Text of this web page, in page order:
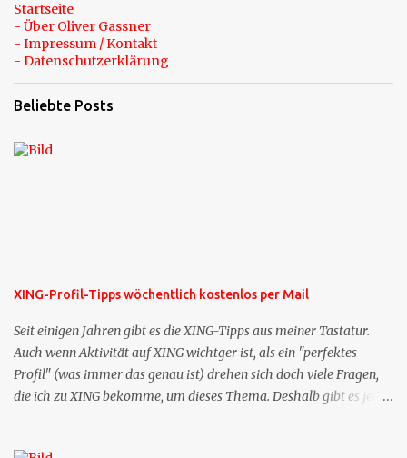
Startseite
- Über Oliver Gassner
- Impressum / Kontakt
- Datenschutzerklärung
Beliebte Posts
XING-Profil-Tipps wöchentlich kostenlos per Mail
Seit einigen Jahren gibt es die XING-Tipps aus meiner Tastatur.
Auch wenn Aktivität auf XING wichtger ist, als ein "perfektes
Profil" (was immer das genau ist) drehen sich doch viele Fragen,
die ich zu XING bekomme, um dieses Thema. Deshalb gibt es jetzt